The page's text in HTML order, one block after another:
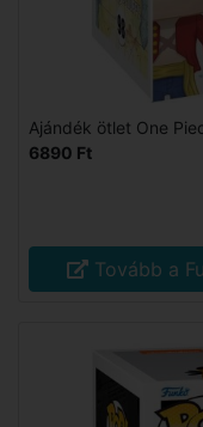
Ajándék ötlet One
6890 Ft
Tovább a